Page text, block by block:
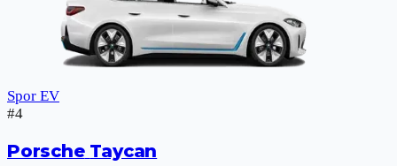
Spor EV
#4
Porsche Taycan